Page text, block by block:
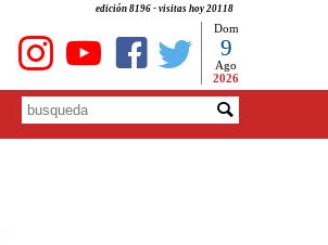
edición 8196 - visitas hoy 20118
Dom
9
Ago
2026